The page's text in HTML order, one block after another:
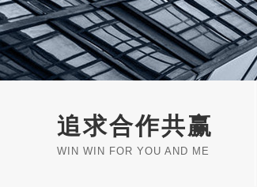
追求合作共赢
WIN WIN FOR YOU AND ME